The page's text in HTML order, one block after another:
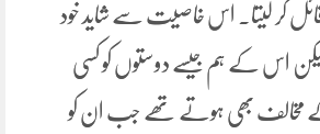
کر لیتا۔ اس خاصیت سے شاید خود
اس کے ہم جیسے دوستوں کو کسی
مخالف بھی ہوتے تھے جب ان کو